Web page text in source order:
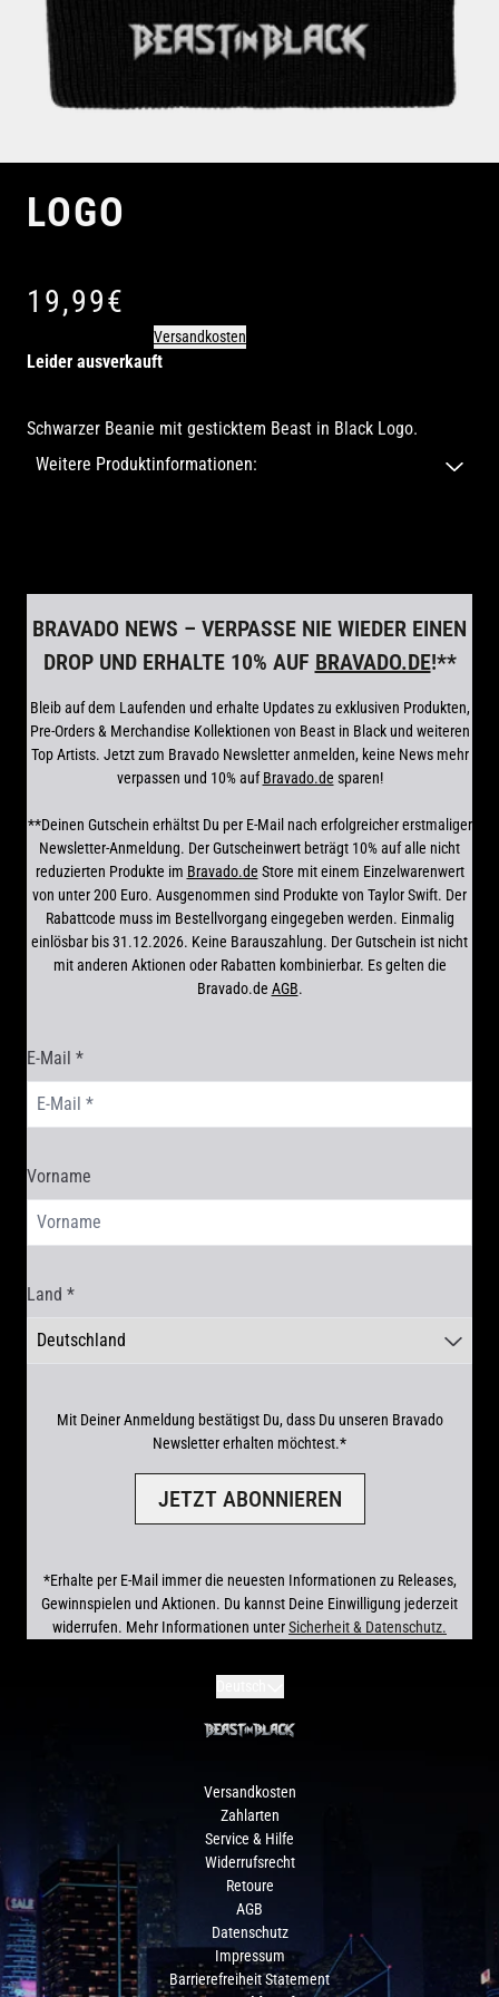
LOGO
19,99€
Versandkosten
Leider ausverkauft
Schwarzer Beanie mit gesticktem Beast in Black Logo.
Weitere Produktinformationen:
BRAVADO NEWS – VERPASSE NIE WIEDER EINEN
DROP UND ERHALTE 10% AUF BRAVADO.DE!**
Bleib auf dem Laufenden und erhalte Updates zu exklusiven Produkten,
Pre-Orders & Merchandise Kollektionen von Beast in Black und weiteren
Top Artists. Jetzt zum Bravado Newsletter anmelden, keine News mehr
verpassen und 10% aufBravado.de sparen!
**Deinen Gutschein erhältst Du per E-Mail nach erfolgreicher erstmaliger
Newsletter-Anmeldung. Der Gutscheinwert beträgt 10% auf alle nicht
reduzierten Produkte im Bravado.de Store mit einem Einzelwarenwert
von unter 200 Euro. Ausgenommen sind Produkte von Taylor Swift. Der
Rabattcode muss im Bestellvorgang eingegeben werden. Einmalig
einlösbar bis 31.12.2026. Keine Barauszahlung. Der Gutschein ist nicht
mit anderen Aktionen oder Rabatten kombinierbar. Es gelten die
Bravado.de AGB.
E-Mail *
Vorname
Land *
Mit Deiner Anmeldung bestätigst Du, dass Du unseren Bravado
Newsletter erhalten möchtest.*
JETZT ABONNIEREN
*Erhalte per E-Mail immer die neuesten Informationen zu Releases,
Gewinnspielen und Aktionen. Du kannst Deine Einwilligung jederzeit
widerrufen. Mehr Informationen unterSicherheit & Datenschutz.
Versandkosten
Zahlarten
Service & Hilfe
Widerrufsrecht
Retoure
AGB
Datenschutz
Impressum
Barrierefreiheit Statement